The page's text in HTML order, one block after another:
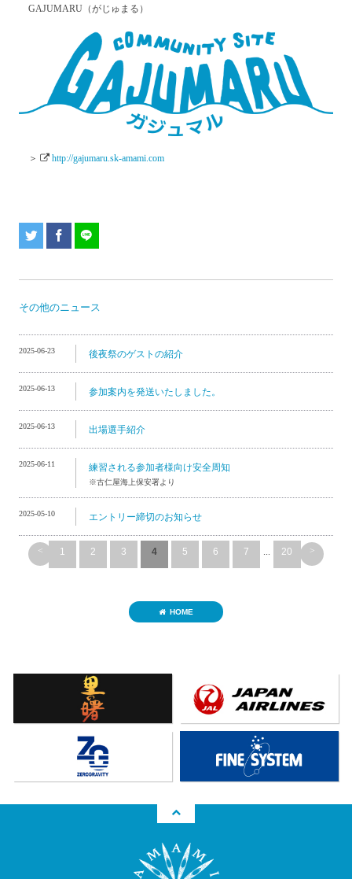
GAJUMARU（がじゅまる）
＞ http://gajumaru.sk-amami.com
その他のニュース
2025-06-23 後夜祭のゲストの紹介
2025-06-13 参加案内を発送いたしました。
2025-06-13 出場選手紹介
2025-06-11 練習される参加者様向け安全周知
※古仁屋海上保安署より
2025-05-10 エントリー締切のお知らせ
< 1 2 3 4 5 6 7 ... 20 >
HOME